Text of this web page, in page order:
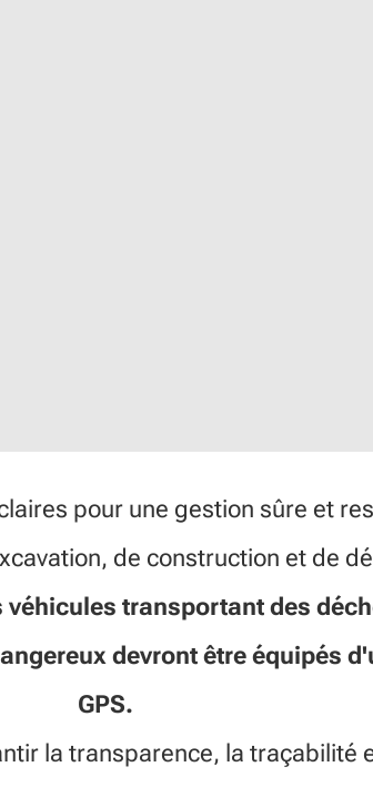
pour une gestion sûre et
de construction et de
véhicules transportant des
devront être équipés
GPS.
la transparence, la traçabilité